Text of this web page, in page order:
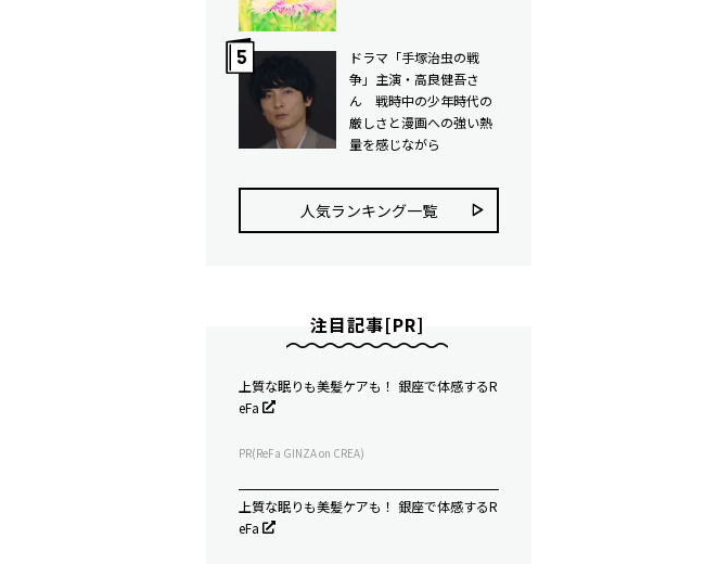
ドラマ「手塚治虫の戦
争」主演・高良健吾さ
ん 戦時中の少年時代の
厳しさと漫画への強い熱
量を感じながら
人気ランキング⼀覧
注目記事[PR]
上質な眠りも美髪ケアも！ 銀座で体感するR
eFa
PR(ReFa GINZA on CREA)
上質な眠りも美髪ケアも！ 銀座で体感するR
eFa